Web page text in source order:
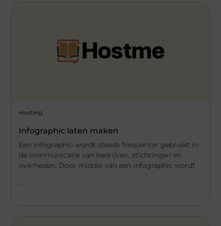
Hosting
Infographic laten maken
Een infographic wordt steeds frequenter gebruikt in
de communicatie van bedrijven, stichtingen en
overheden. Door middel van een infographic wordt
...